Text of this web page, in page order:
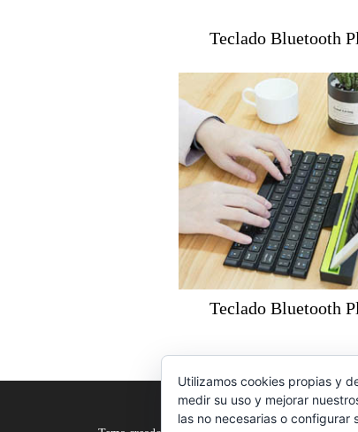
Teclado Bluetooth
Teclado Bluetooth
Utilizamos cookies propias y
medir su uso y mejorar
las no necesarias o configurar